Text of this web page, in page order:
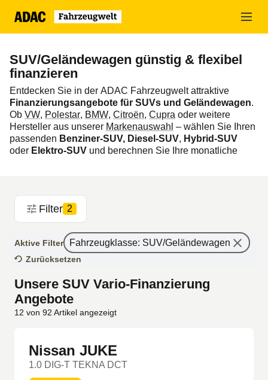
SUV/Geländewagen günstig & flexibel
finanzieren
Entdecken Sie in der ADAC Fahrzeugwelt attraktive
Finanzierungsangebote für SUVs und Geländewagen.
Ob VW, Polestar, BMW, Citroën, Cupra oder weitere
Hersteller aus unserer Markenauswahl – wählen Sie Ihren
passenden Benziner-SUV, Diesel‑SUV, Hybrid‑SUV
oder Elektro-SUV und berechnen Sie Ihre monatliche
erhältlich!
Filter 2
Aktive Filter Fahrzeugklasse: SUV/Geländewagen
Zurücksetzen
Unsere SUV Vario-Finanzierung
Angebote
12 von 92 Artikel angezeigt
Nissan JUKE
1.0 DIG-T TEKNA DCT